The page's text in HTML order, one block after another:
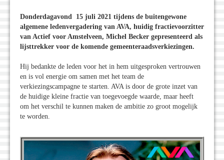
Donderdagavond 15 juli 2021 tijdens de buitengewone
algemene ledenvergadering van AVA, huidig fractievoorzitter
van Actief voor Amstelveen, Michel Becker gepresenteerd als
lijsttrekker voor de komende gemeenteraadsverkiezingen.
Hij bedankte de leden voor het in hem uitgesproken vertrouwen
en is vol energie om samen met het team de
verkiezingscampagne te starten. AVA is door de grote inzet van
de huidige kleine fractie van toegevoegde waarde, maar heeft
om het verschil te kunnen maken de ambitie zo groot mogelijk
te worden.